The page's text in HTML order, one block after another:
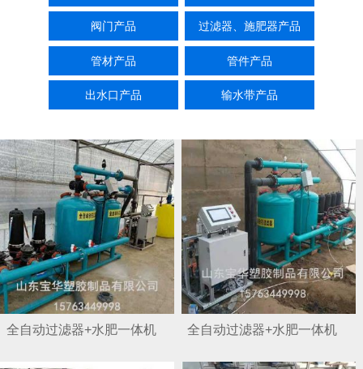
阀门产品 过滤器、施肥器产品
管材产品 管件产品
出水口产品 输水带产品
全自动过滤器+水肥一体机 全自动过滤器+水肥一体机